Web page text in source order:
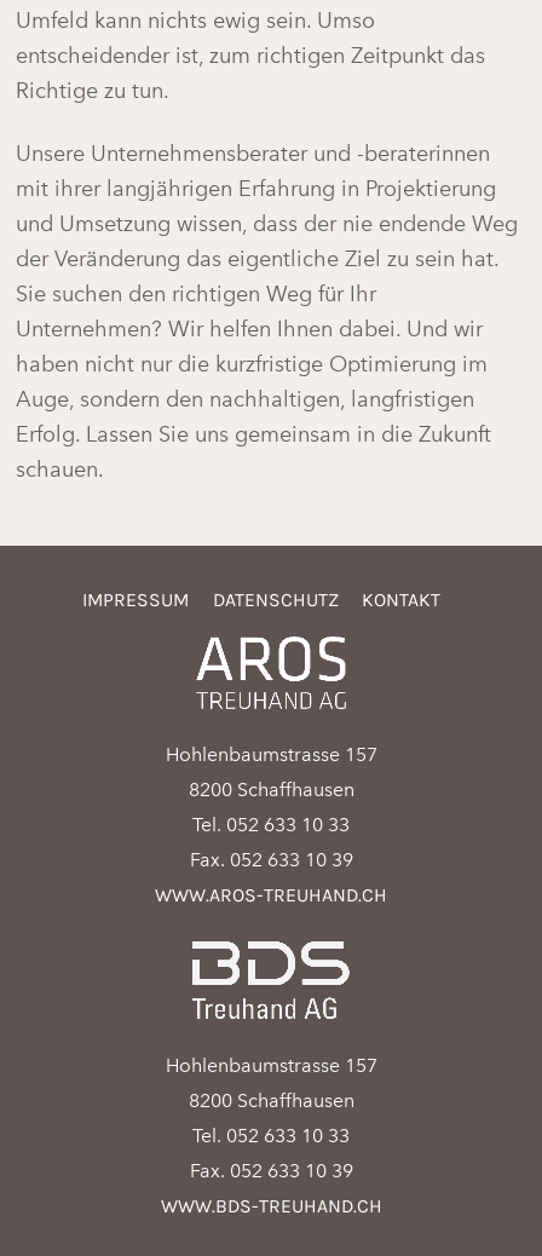
Umfeld kann nichts ewig sein. Umso
entscheidender ist, zum richtigen Zeitpunkt das
Richtige zu tun.
Unsere Unternehmensberater und -beraterinnen
mit ihrer langjährigen Erfahrung in Projektierung
und Umsetzung wissen, dass der nie endende Weg
der Veränderung das eigentliche Ziel zu sein hat.
Sie suchen den richtigen Weg für Ihr
Unternehmen? Wir helfen Ihnen dabei. Und wir
haben nicht nur die kurzfristige Optimierung im
Auge, sondern den nachhaltigen, langfristigen
Erfolg. Lassen Sie uns gemeinsam in die Zukunft
schauen.
IMPRESSUM DATENSCHUTZ KONTAKT
Hohlenbaumstrasse 157
8200 Schaffhausen
Tel. 052 633 10 33
Fax. 052 633 10 39
WWW.AROS-TREUHAND.CH
Hohlenbaumstrasse 157
8200 Schaffhausen
Tel. 052 633 10 33
Fax. 052 633 10 39
WWW.BDS-TREUHAND.CH